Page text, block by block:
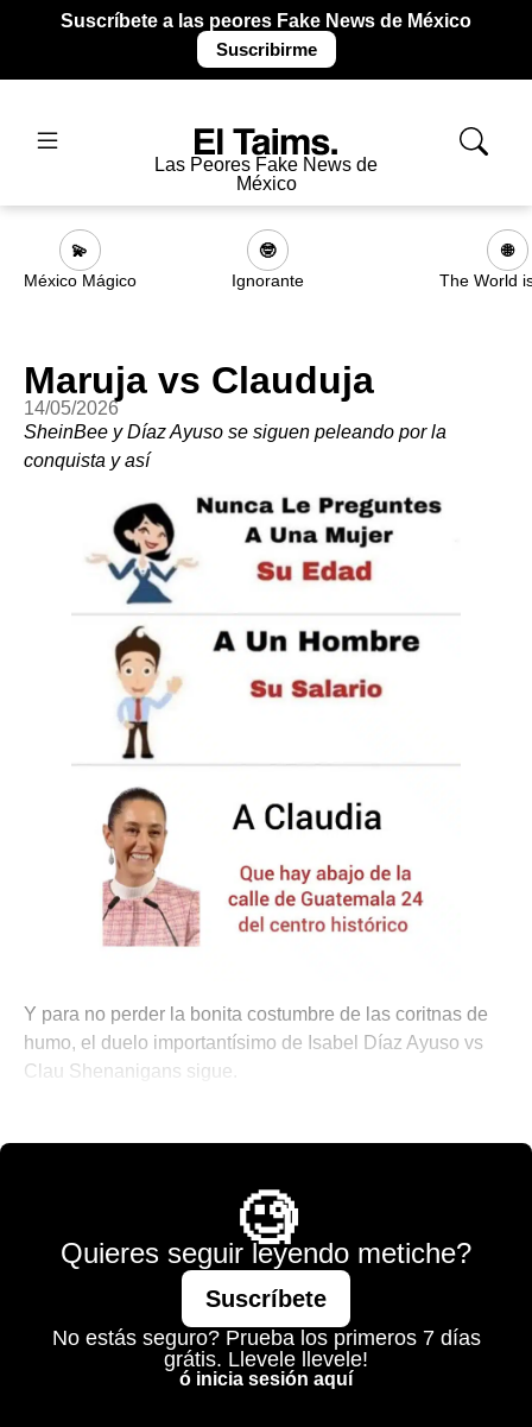
Suscríbete a las peores Fake News de México
Suscribirme
Las Peores Fake News de
México
💫
México Mágico
🤓
Ignorante
🌐
The World
Maruja vs Clauduja
14/05/2026
SheinBee y Díaz Ayuso se siguen peleando por la
conquista y así
Y para no perder la bonita costumbre de las coritnas de
humo, el duelo importantísimo de Isabel Díaz Ayuso vs
Clau Shenanigans sigue.
🧐
Quieres seguir leyendo metiche?
Suscríbete
No estás seguro? Prueba los primeros 7 días
grátis. Llevele llevele!
ó inicia sesión aquí